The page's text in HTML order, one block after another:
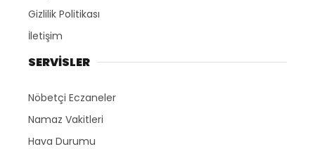
Gizlilik Politikası
İletişim
SERVİSLER
Nöbetçi Eczaneler
Namaz Vakitleri
Hava Durumu